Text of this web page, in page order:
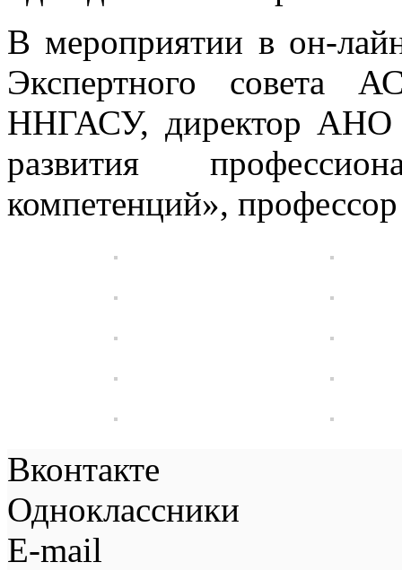
В мероприятии в он-
Экспертного совета
ННГАСУ, директор АНО
развития
компетенций»,
Вконтакте
Одноклассники
E-mail